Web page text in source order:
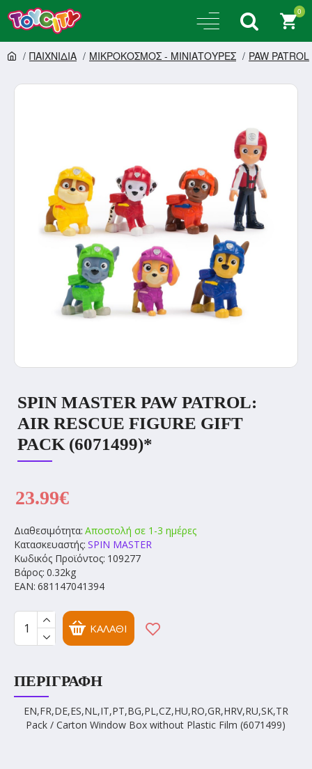
0
ΠΑΙΧΝΙΔΙΑ ΜΙΚΡΟΚΟΣΜΟΣ - ΜΙΝΙΑΤΟΥΡΕΣ PAW PATROL
SPIN MASTER PAW PATROL:
AIR RESCUE FIGURE GIFT
PACK (6071499)*
Διαθεσιμότητα: Αποστολή σε 1-3 ημέρες
Κατασκευαστής: SPIN MASTER
Κωδικός Προϊόντος: 109277
Βάρος: 0.32kg
EAN: 681147041394
23.99€
ΚΑΛΆΘΙ
ΠΕΡΙΓΡΑΦΉ
EN,FR,DE,ES,NL,IT,PT,BG,PL,CZ,HU,RO,GR,HRV,RU,SK,TR
Pack / Carton Window Box without Plastic Film (6071499)